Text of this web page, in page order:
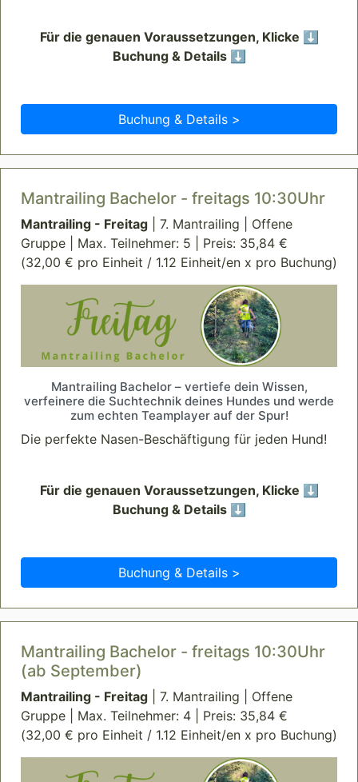
Für die genauen Voraussetzungen, Klicke ⬇️
Buchung & Details ⬇️
Buchung & Details >
Mantrailing Bachelor - freitags 10:30Uhr
Mantrailing - Freitag | 7. Mantrailing | Offene
Gruppe | Max. Teilnehmer: 5 | Preis: 35,84 €
(32,00 € pro Einheit / 1.12 Einheit/en x pro Buchung)
Mantrailing Bachelor – vertiefe dein Wissen,
verfeinere die Suchtechnik deines Hundes und werde
zum echten Teamplayer auf der Spur!
Die perfekte Nasen-Beschäftigung für jeden Hund!
Für die genauen Voraussetzungen, Klicke ⬇️
Buchung & Details ⬇️
Buchung & Details >
Mantrailing Bachelor - freitags 10:30Uhr
(ab September)
Mantrailing - Freitag | 7. Mantrailing | Offene
Gruppe | Max. Teilnehmer: 4 | Preis: 35,84 €
(32,00 € pro Einheit / 1.12 Einheit/en x pro Buchung)